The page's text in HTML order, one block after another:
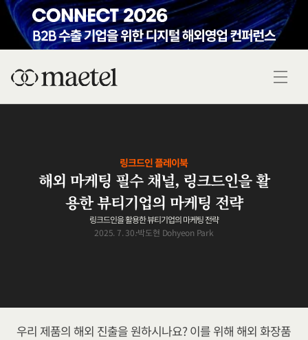
링크드인 플레이북
해외 마케팅 필수 채널, 링크드인을 활
용한 뷰티기업의 마케팅 전략
링크드인을 활용한 뷰티기업의 마케팅 전략
2025. 7. 30.박도현 Dohyeon Park
우리 제품의 해외 진출을 원하시나요? 이를 위해 해외 화장품